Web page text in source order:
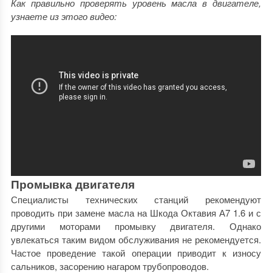
Как правильно проверять уровень масла в двигателе,
узнаете из этого видео:
Промывка двигателя
Специалисты технических станций рекомендуют
проводить при замене масла на Шкода Октавия А7 1.6 и с
другими моторами промывку двигателя. Однако
увлекаться таким видом обслуживания не рекомендуется.
Частое проведение такой операции приводит к износу
сальников, засорению нагаром трубопроводов.